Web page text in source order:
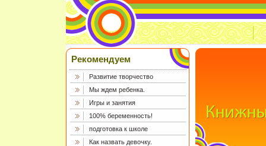
Рекомендуем
Развитие творчество
Мы ждем ребенка.
Игры и занятия
100% беременность!
подготовка к школе
Как назвать девочку.